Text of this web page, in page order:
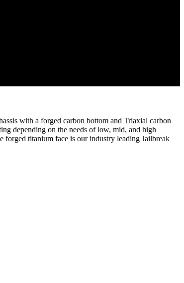
with a forged carbon bottom and Triaxial carbon
depending on the needs of low, mid, and high
forged titanium face is our industry leading Jailbreak